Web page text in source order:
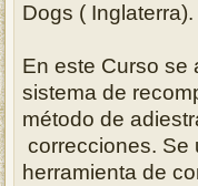
Dogs ( Inglaterra).
En este Curso se
sistema de
método de
correcciones. Se
herramienta de